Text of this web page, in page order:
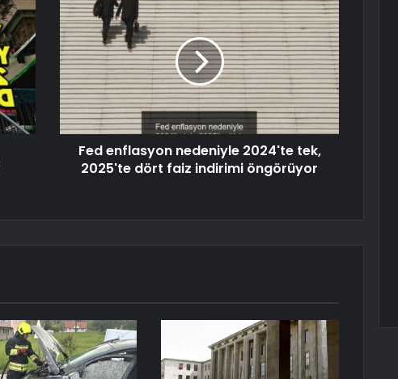
Fed enflasyon nedeniyle 2024'te tek,
2025'te dört faiz indirimi öngörüyor